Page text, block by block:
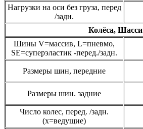
Нагрузки на оси без груза, перед
/задн.
Колёса, Шасси
Шины V=массив, L=пневмо,
SЕ=суперэластик -перед./задн.
Размеры шин, передние
Размеры шин. задние
Число колес, перед. /задн.
(х=ведущие)